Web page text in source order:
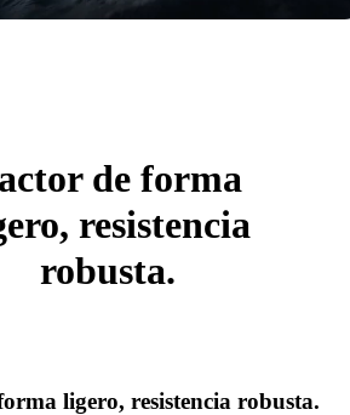
de forma
resistencia
robusta.
ligero, resistencia robusta.